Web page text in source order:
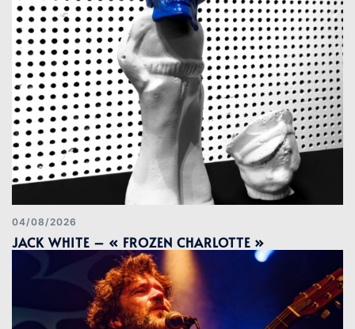
04/08/2026
JACK WHITE – « FROZEN CHARLOTTE »